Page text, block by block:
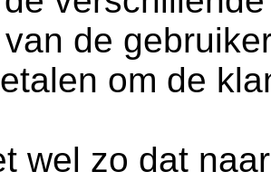
de
om de
wel zo dat